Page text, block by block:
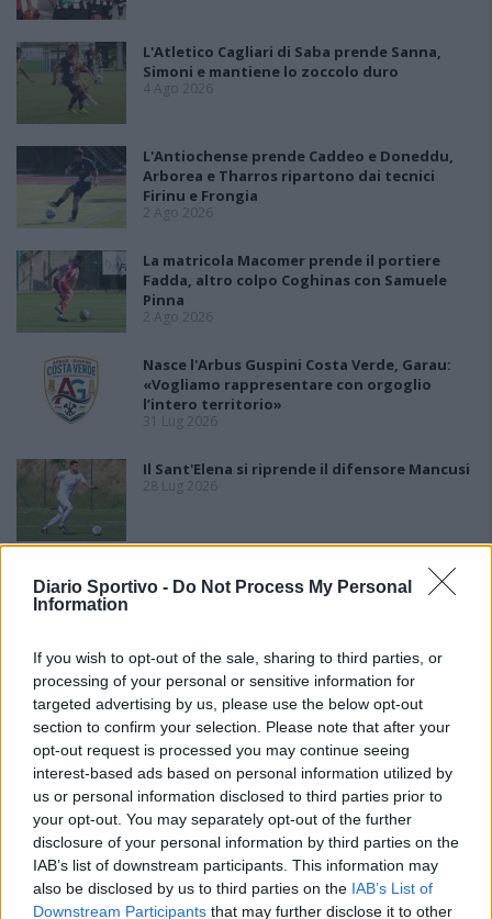
Diario Sportivo - Do Not Process My Personal
Information
If you wish to opt-out of the sale, sharing to third parties, or
processing of your personal or sensitive information for
targeted advertising by us, please use the below opt-out
section to confirm your selection. Please note that after your
opt-out request is processed you may continue seeing
interest-based ads based on personal information utilized by
us or personal information disclosed to third parties prior to
your opt-out. You may separately opt-out of the further
disclosure of your personal information by third parties on the
IAB’s list of downstream participants. This information may
also be disclosed by us to third parties on the IAB’s List of
Downstream Participants that may further disclose it to other
L'Atletico Cagliari di Saba prende Sanna,
Simoni e mantiene lo zoccolo duro
4 Ago 2026
L'Antiochense prende Caddeo e Doneddu,
Arborea e Tharros ripartono dai tecnici
Firinu e Frongia
2 Ago 2026
La matricola Macomer prende il portiere
Fadda, altro colpo Coghinas con Samuele
Pinna
2 Ago 2026
Nasce l'Arbus Guspini Costa Verde, Garau:
«Vogliamo rappresentare con orgoglio
l’intero territorio»
31 Lug 2026
Il Sant'Elena si riprende il difensore Mancusi
28 Lug 2026